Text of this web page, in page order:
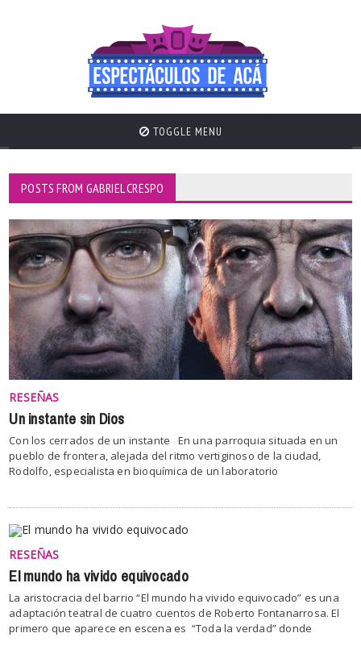
TOGGLE MENU
POSTS FROM GABRIEL CRESPO
RESEÑAS
Un instante sin Dios
Con los cerrados de un instante En una parroquia situada en un
pueblo de frontera, alejada del ritmo vertiginoso de la ciudad,
Rodolfo, especialista en bioquímica de un laboratorio
RESEÑAS
El mundo ha vivido equivocado
La aristocracia del barrio “El mundo ha vivido equivocado” es una
adaptación teatral de cuatro cuentos de Roberto Fontanarrosa. El
primero que aparece en escena es “Toda la verdad” donde